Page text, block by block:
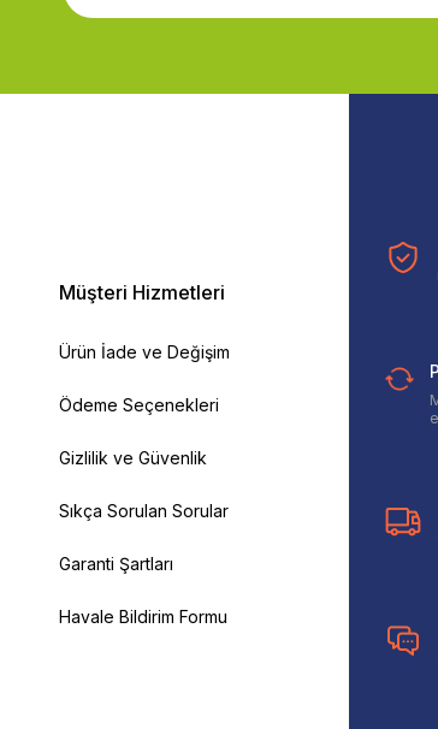
Müşteri Hizmetleri
Ürün İade ve Değişim
Ödeme Seçenekleri
Gizlilik ve Güvenlik
Sıkça Sorulan Sorular
Garanti Şartları
Havale Bildirim Formu